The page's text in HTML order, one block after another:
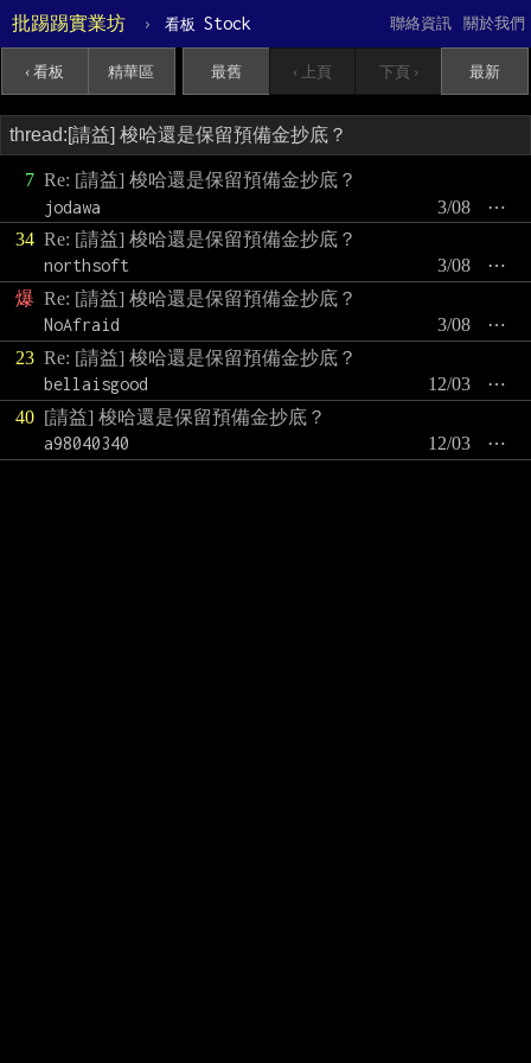
批踢踢實業坊 › 看板 Stock 關於我們
聯絡資訊
‹ 看板 精華區 最舊 ‹ 上頁 下頁 › 最新
7 Re: [請益] 梭哈還是保留預備金抄底？
jodawa
⋯
3/08
34 Re: [請益] 梭哈還是保留預備金抄底？
northsoft
⋯
3/08
爆 Re: [請益] 梭哈還是保留預備金抄底？
NoAfraid
⋯
3/08
23 Re: [請益] 梭哈還是保留預備金抄底？
bellaisgood
⋯
12/03
40 [請益] 梭哈還是保留預備金抄底？
a98040340
⋯
12/03